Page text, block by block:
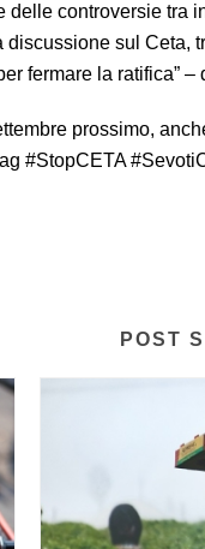
delle controversie
sul Ceta,
fermare la ratifica”
prossimo,
#StopCETA
POST